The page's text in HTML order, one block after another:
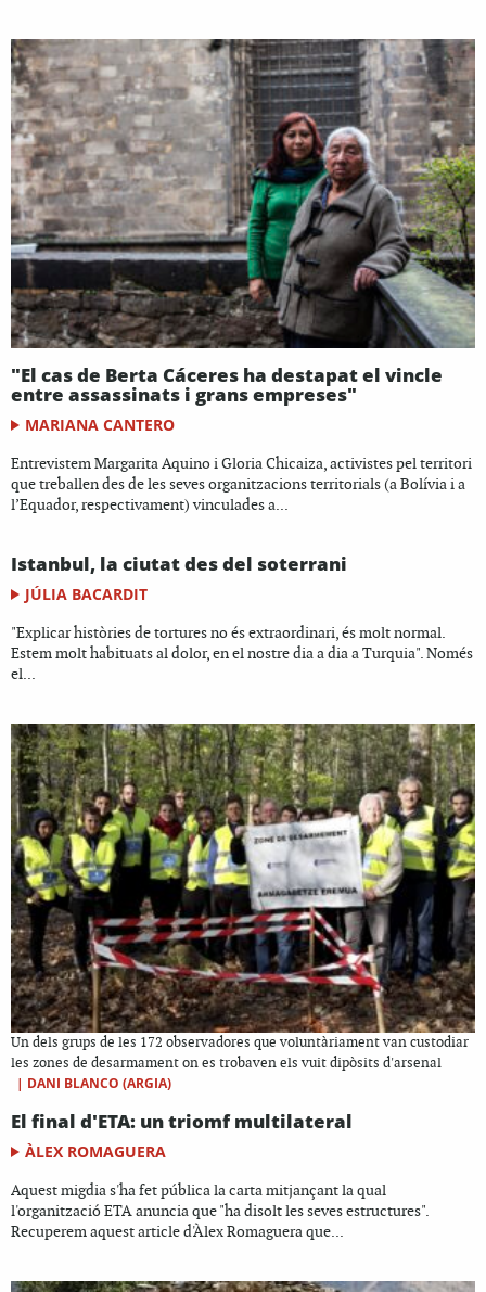
"El cas de Berta Cáceres ha destapat el vincle
entre assassinats i grans empreses"
MARIANA CANTERO
Entrevistem Margarita Aquino i Gloria Chicaiza, activistes pel territori
que treballen des de les seves organitzacions territorials (a Bolívia i a
l’Equador, respectivament) vinculades a...
Istanbul, la ciutat des del soterrani
JÚLIA BACARDIT
"Explicar històries de tortures no és extraordinari, és molt normal.
Estem molt habituats al dolor, en el nostre dia a dia a Turquia". Només
el...
Un dels grups de les 172 observadores que voluntàriament van custodiar
les zones de desarmament on es trobaven els vuit dipòsits d'arsenal
| DANI BLANCO (ARGIA)
El final d'ETA: un triomf multilateral
ÀLEX ROMAGUERA
Aquest migdia s'ha fet pública la carta mitjançant la qual
l'organització ETA anuncia que "ha disolt les seves estructures".
Recuperem aquest article d'Àlex Romaguera que...